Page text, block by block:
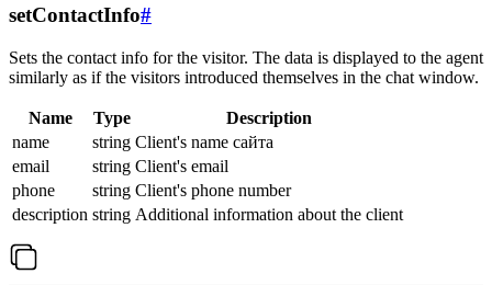
setContactInfo#
Sets the contact info for the visitor. The data is displayed to the agent
similarly as if the visitors introduced themselves in the chat window.
Name Type
Description
name
string Client's name сайта
email
string Client's email
phone
string Client's phone number
description string Additional information about the client